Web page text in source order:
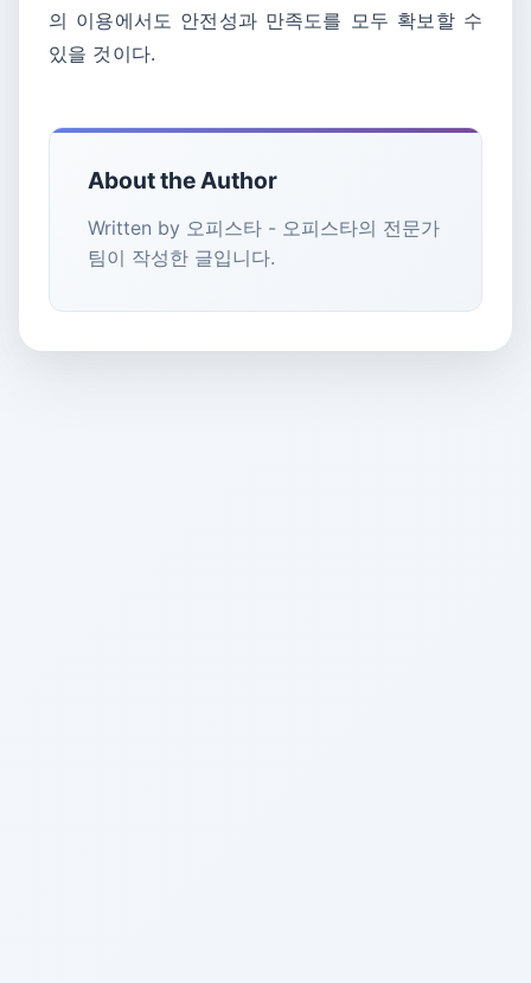
의 이용에서도 안전성과 만족도를 모두 확보할 수
있을 것이다.
About the Author
Written by 오피스타 - 오피스타의 전문가
팀이 작성한 글입니다.